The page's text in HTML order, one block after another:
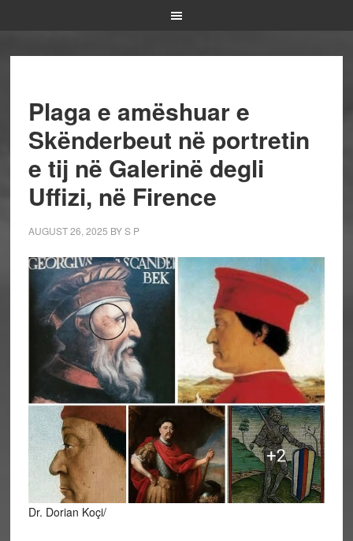
Plaga e amëshuar e
Skënderbeut në portretin
e tij në Galerinë degli
Uffizi, në Firence
AUGUST 26, 2025 BYS P
Dr. Dorian Koçi/